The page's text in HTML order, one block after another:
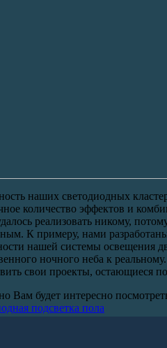
наших светодиодных
количество эффектов и
реализовать никому,
К примеру, нами
нашей системы освещения
ночного неба к
свои проекты, остающиеся
Вам будет интересно
подсветка пола